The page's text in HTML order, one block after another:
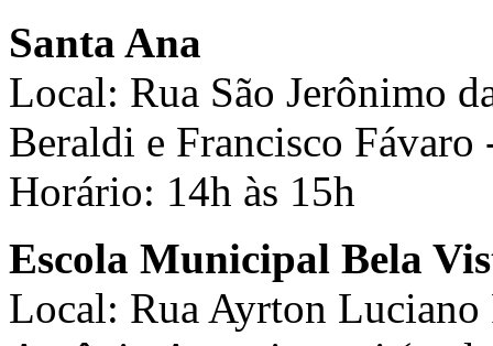
Santa Ana
Local: Rua São Jerônimo
Beraldi e Francisco Fávaro
Horário: 14h às 15h
Escola Municipal Bela
Local: Rua Ayrton Luciano